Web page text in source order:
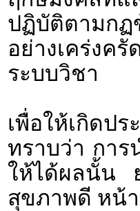
ปฏิบัติตามก
อย่างเคร่ง
ระบบวิชา
เพื่อให้เกิดป
ทราบว่า การ
ให้ได้ผลนั้น
สุขภาพดี หน้า